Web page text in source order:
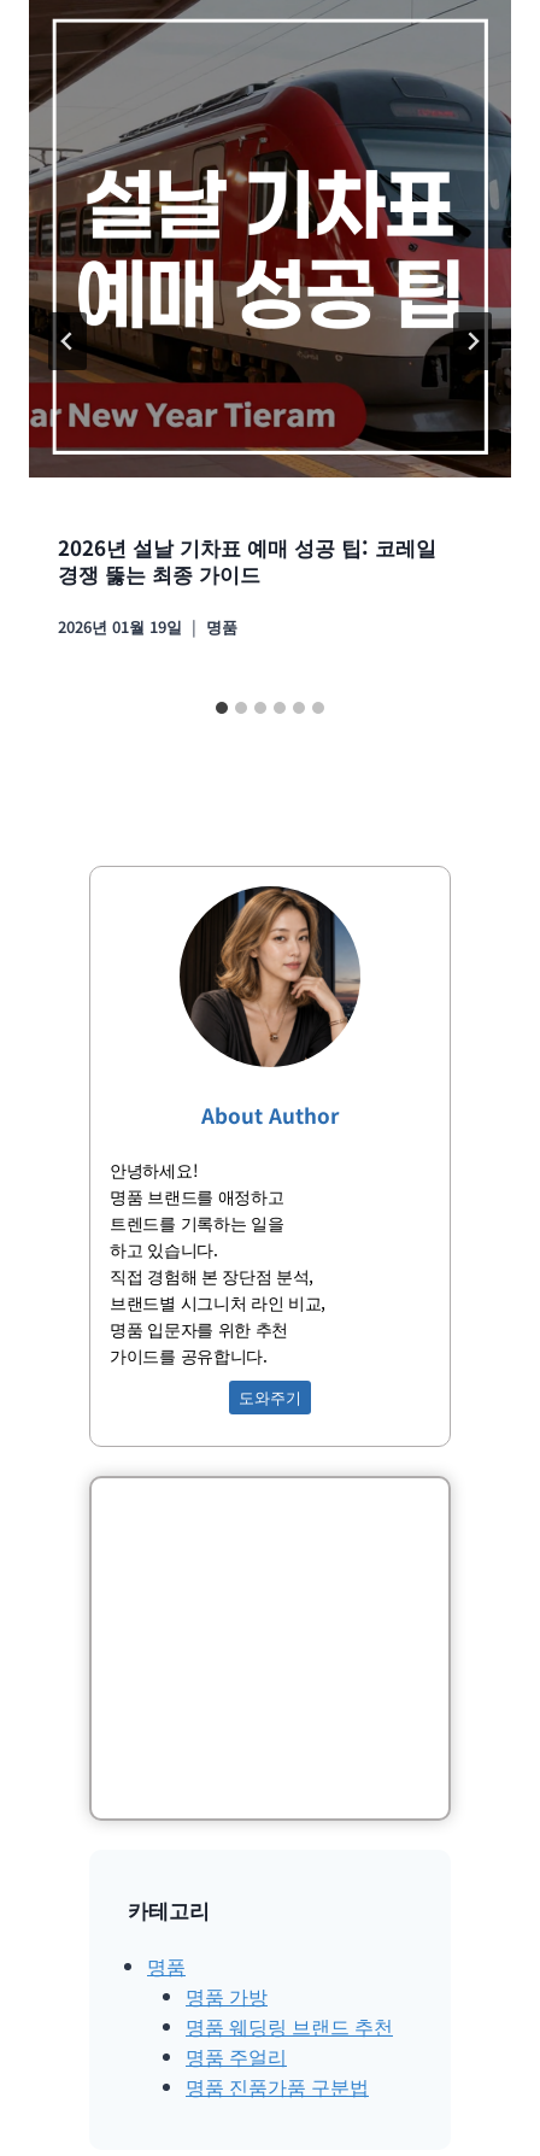
2026년 설날 기차표 예매 성공 팁: 코레일
경쟁 뚫는 최종 가이드
2026년 01월 19일 명품
About Author
안녕하세요!
명품 브랜드를 애정하고
트렌드를 기록하는 일을
하고 있습니다.
직접 경험해 본 장단점 분석,
브랜드별 시그니처 라인 비교,
명품 입문자를 위한 추천
가이드를 공유합니다.
도와주기
카테고리
명품
명품 가방
명품 웨딩링 브랜드 추천
명품 주얼리
명품 진품가품 구분법